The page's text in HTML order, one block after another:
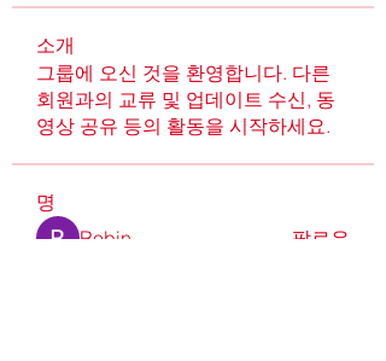
소개
그룹에 오신 것을 환영합니다. 다른
회원과의 교류 및 업데이트 수신, 동
영상 공유 등의 활동을 시작하세요.
명
Robin 팔로우